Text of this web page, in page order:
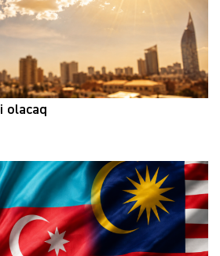
olacaq